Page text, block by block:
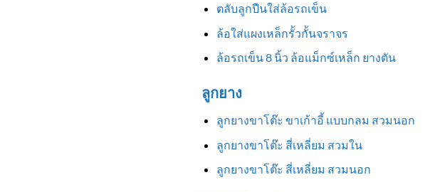
ตลับลูกปืนใส่ล้อรถเข็น
ล้อใส่แผงเหล็กรั้วกั้นจราจร
ล้อรถเข็น 8 นิ้ว ล้อแม็กซ์เหล็ก ยางตัน
ลูกยาง
ลูกยางขาโต๊ะ ขาเก้าอี้ แบบกลม สวมนอก
ลูกยางขาโต๊ะ สี่เหลี่ยม สวมใน
ลูกยางขาโต๊ะ สี่เหลี่ยม สวมนอก